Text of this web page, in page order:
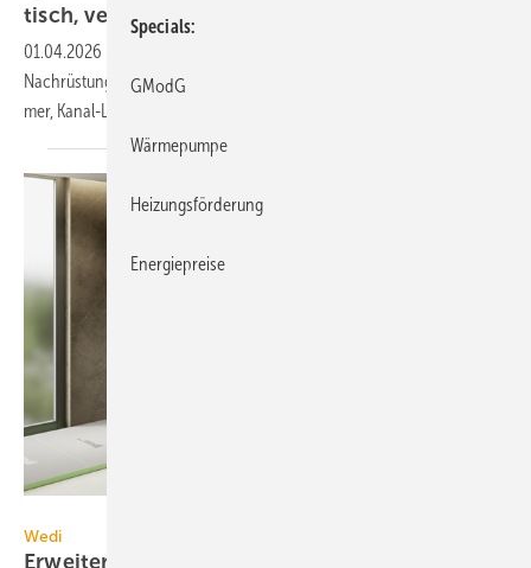
tisch,ver­netzt
01.04.2026
Nach­rüs­tun­gen, Up­date für Zu­tritts­kon­troll­sys­tem, Druck­mess­um­for­
mer, Kanal-Luft­ent­feuch­ter.
Wedi
Erweiterbares Duschelement für
Specials
GModG
Wärmepumpe
Heizungsförderung
Energiepreise